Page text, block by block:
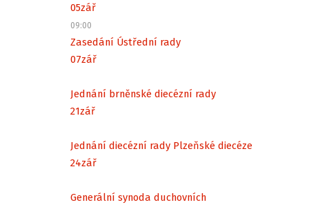
05zář
09:00
Zasedání Ústřední rady
07zář
Jednání brněnské diecézní rady
21zář
Jednání diecézní rady Plzeňské diecéze
24zář
Generální synoda duchovních